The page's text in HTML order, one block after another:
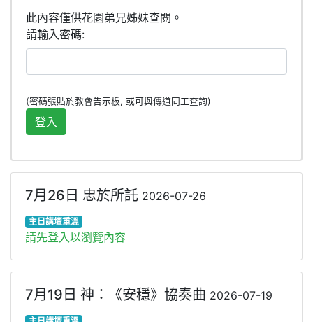
此內容僅供花園弟兄姊妹查閱。
請輸入密碼:
(密碼張貼於教會告示板, 或可與傳道同工查詢)
7月26日 忠於所託 2026-07-26
主日講壇重溫
請先登入以瀏覽內容
7月19日 神：《安穩》協奏曲 2026-07-19